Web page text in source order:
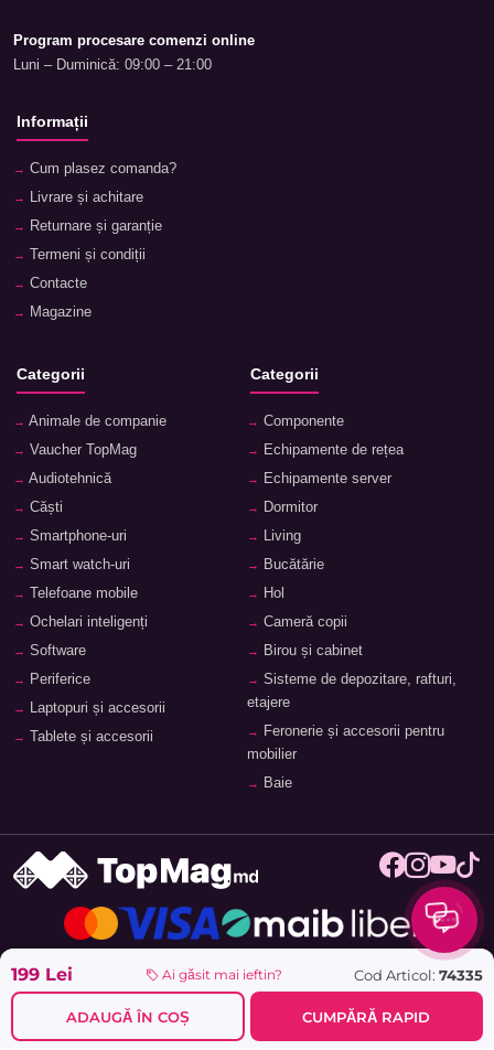
199 Lei Ai găsit mai ieftin? Cod Articol: 74335
ADAUGĂ ÎN COȘ CUMPĂRĂ RAPID
Program procesare comenzi online
Luni – Duminică: 09:00 – 21:00
Informații
Cum plasez comanda?
Livrare și achitare
Returnare și garanție
Termeni și condiții
Contacte
Magazine
Categorii
Animale de companie
Vaucher TopMag
Audiotehnică
Căști
Smartphone-uri
Smart watch-uri
Telefoane mobile
Ochelari inteligenți
Software
Periferice
Laptopuri și accesorii
Tablete și accesorii
Categorii
Componente
Echipamente de rețea
Echipamente server
Dormitor
Living
Bucătărie
Hol
Cameră copii
Birou și cabinet
Sisteme de depozitare, rafturi,
etajere
Feronerie și accesorii pentru
mobilier
Baie
© 2026
- Marketplace Național. Toate drepturile
rezervate.